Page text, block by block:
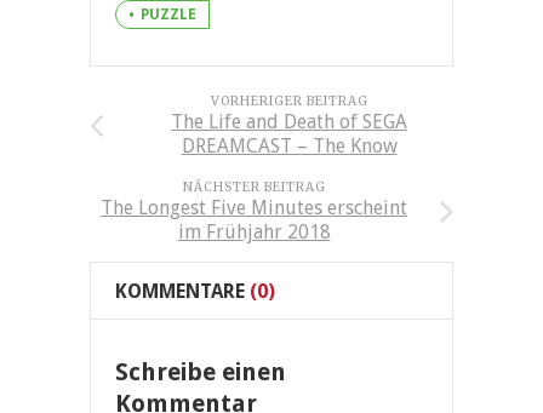
PUZZLE
VORHERIGER BEITRAG
The Life and Death of SEGA
DREAMCAST – The Know
NÄCHSTER BEITRAG
The Longest Five Minutes erscheint
im Frühjahr 2018
KOMMENTARE (0)
Schreibe einen
Kommentar